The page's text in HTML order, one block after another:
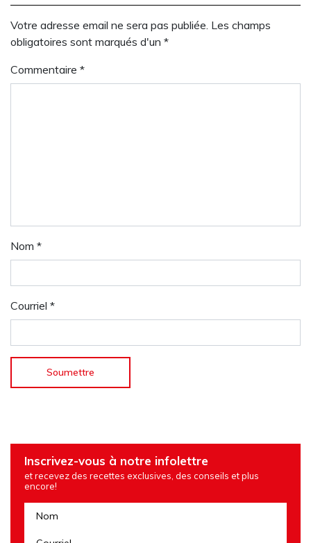
Votre adresse email ne sera pas publiée. Les champs
obligatoires sont marqués d'un *
Commentaire *
Nom *
Courriel *
Inscrivez-vous à notre infolettre
et recevez des recettes exclusives, des conseils et plus
encore!